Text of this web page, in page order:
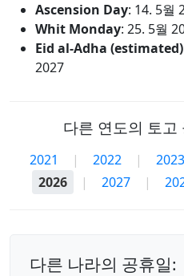
Ascension Day: 14. 5월
Whit Monday: 25. 5월
Eid al-Adha (estimated)
2027
다른 연도의 토고
2021 | 2022 | 2023
2026
| 2027 |
다른 나라의 공휴일: